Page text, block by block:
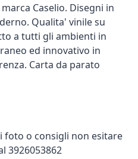
Caselio. Disegni in
Qualita' vinile su
a tutti gli ambienti in
ed innovativo in
Carta da parato
o consigli non esitare
3926053862